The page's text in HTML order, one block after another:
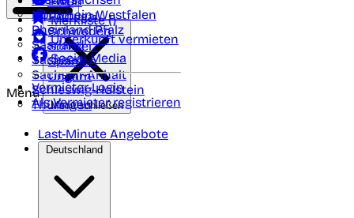
Nordrhein-Westfalen
Rheinland Pfalz
Saarland
Sachsen
Sachsen-Anhalt
Schleswig-Holstein
Thüringen
Portugal
Schweden
Schweiz
Spanien
Ungarn
Merkliste ()
Unterkunft vermieten
Social Media
Vermieter-Login
Als Vermieter registrieren
Menü
Menü schließen
Last-Minute Angebote
Deutschland